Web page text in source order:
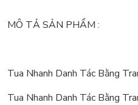
MÔ TẢ SẢN PHẨM :
Tua Nhanh Danh Tác Bằng
Tua Nhanh Danh Tác Bằng